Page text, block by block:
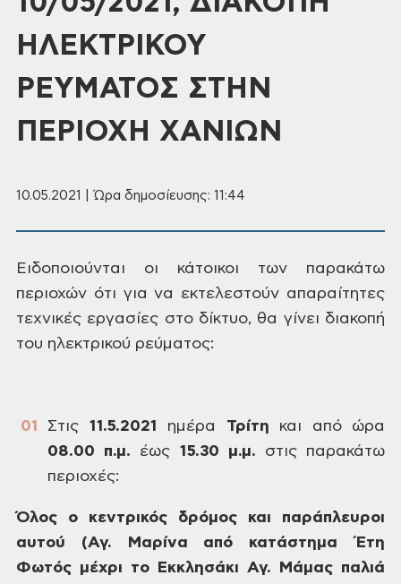
ΗΛΕΚΤΡΙΚΟΥ
ΡΕΥΜΑΤΟΣ ΣΤΗΝ
ΠΕΡΙΟΧΗ ΧΑΝΙΩΝ
10.05.2021 | Ώρα δημοσίευσης: 11:44
Ειδοποιούνται οι κάτοικοι των παρακάτω
περιοχών ότι για να εκτελεστούν απαραίτητες
τεχνικές εργασίες στο δίκτυο, θα γίνει διακοπή
του ηλεκτρικού ρεύματος:
Στις 11.5.2021 ημέρα Τρίτη και από ώρα
08.00 π.μ. έως 15.30 μ.μ. στιςπαρακάτω
περιοχές:
Όλος ο κεντρικός δρόμος και παράπλευροι
αυτού (Αγ. Μαρίνα από κατάστημα Έτη
Φωτός μέχρι το Εκκλησάκι Αγ. Μάμας παλιά